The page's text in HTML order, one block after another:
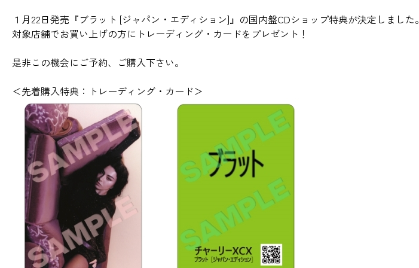
１月22日発売『ブラット [ジャパン・エディション]』の国内盤CDショップ特典が決定しました。
対象店舗でお買い上げの方にトレーディング・カードをプレゼント！
是非この機会にご予約、ご購入下さい。
＜先着購入特典：トレーディング・カード＞